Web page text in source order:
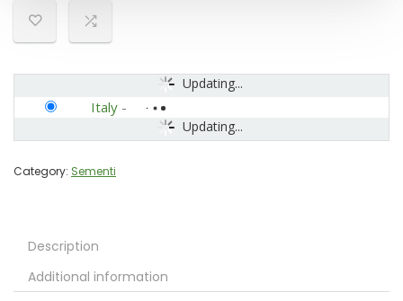
Updating...
Updating...
Italy -
Category: Sementi
Description
Additional information